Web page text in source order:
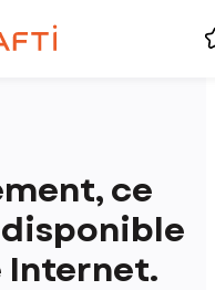
ce
disponible
Internet.